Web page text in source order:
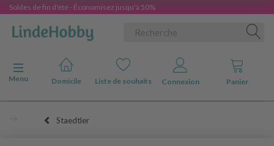
Soldes de fin d'été - Économisez jusqu'à 50%
Basculer la navigation
Menu
Domicile Liste de souhaits Connexion Panier
Staedtler